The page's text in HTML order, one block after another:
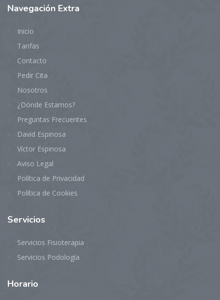
Navegación Extra
Inicio
Tarifas
Contacto
Pedir Cita
Nosotros
¿Dónde Estamos?
Preguntas Frecuentes
David Espinosa
Víctor Espinosa
Aviso Legal
Política de Privacidad
Política de Cookies
Servicios
Servicios Fisioterapia
Servicios Podología
Horario